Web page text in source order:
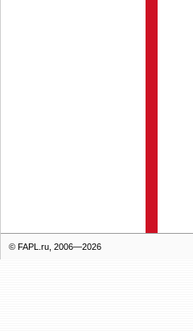
© FAPL.ru, 2006—2026